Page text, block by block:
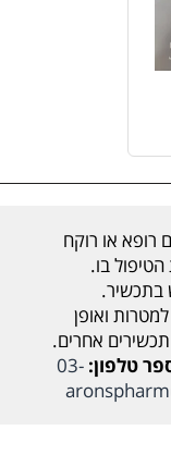
רופא או רוקח
בו.
בתכשיר.
ואופן
אחרים.
טלפון:03-